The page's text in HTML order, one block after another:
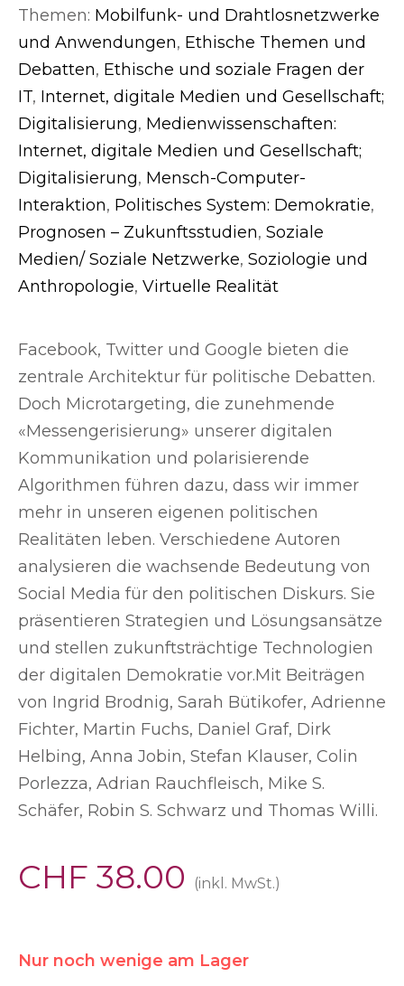
Themen: Mobilfunk- und Drahtlosnetzwerke
und Anwendungen, Ethische Themen und
Debatten, Ethische und soziale Fragen der
IT, Internet, digitale Medien und Gesellschaft;
Digitalisierung, Medienwissenschaften:
Internet, digitale Medien und Gesellschaft;
Digitalisierung, Mensch-Computer-
Interaktion, Politisches System: Demokratie,
Prognosen – Zukunftsstudien, Soziale
Medien/ Soziale Netzwerke, Soziologie und
Anthropologie, Virtuelle Realität
Facebook, Twitter und Google bieten die
zentrale Architektur für politische Debatten.
Doch Microtargeting, die zunehmende
«Messengerisierung» unserer digitalen
Kommunikation und polarisierende
Algorithmen führen dazu, dass wir immer
mehr in unseren eigenen politischen
Realitäten leben. Verschiedene Autoren
analysieren die wachsende Bedeutung von
Social Media für den politischen Diskurs. Sie
präsentieren Strategien und Lösungsansätze
und stellen zukunftsträchtige Technologien
der digitalen Demokratie vor.Mit Beiträgen
von Ingrid Brodnig, Sarah Bütikofer, Adrienne
Fichter, Martin Fuchs, Daniel Graf, Dirk
Helbing, Anna Jobin, Stefan Klauser, Colin
Porlezza, Adrian Rauchfleisch, Mike S.
Schäfer, Robin S. Schwarz und Thomas Willi.
CHF 38.00 (inkl. MwSt.)
Nur noch wenige am Lager